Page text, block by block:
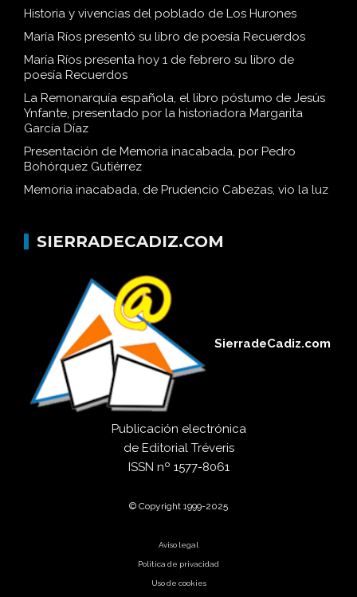
Historia y vivencias del poblado de Los Hurones
María Ríos presentó su libro de poesía Recuerdos
María Ríos presenta hoy 1 de febrero su libro de
poesía Recuerdos
La Remonarquía española, el libro póstumo de Jesús
Ynfante, presentado por la historiadora Margarita
García Díaz
Presentación de Memoria inacabada, por Pedro
Bohórquez Gutiérrez
Memoria inacabada, de Prudencio Cabezas, vio la luz
SIERRADECADIZ.COM
SierradeCadiz.com
Publicación electrónica
de Editorial Tréveris
ISSN nº 1577-8061
© Copyright 1999-2025
Aviso legal
Política de privacidad
Uso de cookies